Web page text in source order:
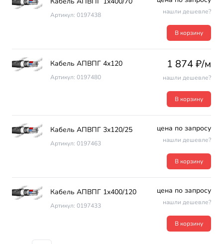
Артикул: 0197438 нашли дешевле?
В корзину
Кабель АПВПГ 4х120
Артикул: 0197480
1 874 ₽/м
нашли дешевле?
В корзину
Кабель АПВПГ 3х120/25
Артикул: 0197463
цена по запросу
нашли дешевле?
В корзину
Кабель АПВПГ 1х400/120
Артикул: 0197433
цена по запросу
нашли дешевле?
В корзину